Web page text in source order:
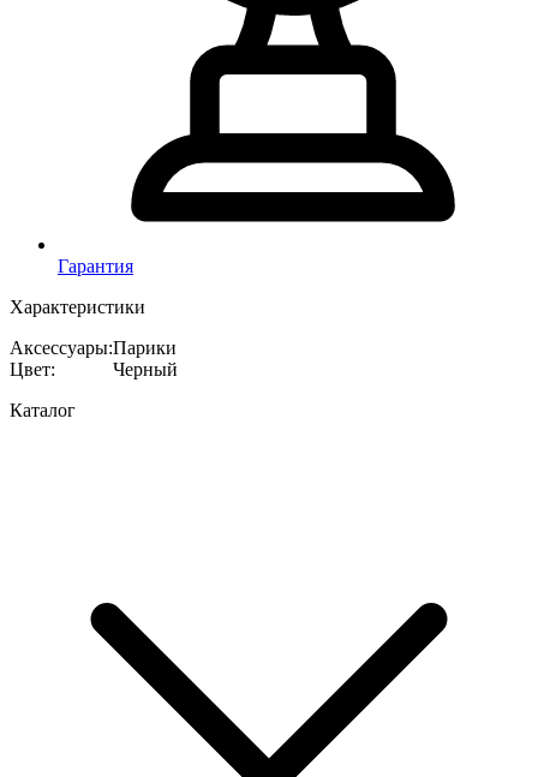
Гарантия
Характеристики
Аксессуары:Парики
Цвет:
Черный
Каталог